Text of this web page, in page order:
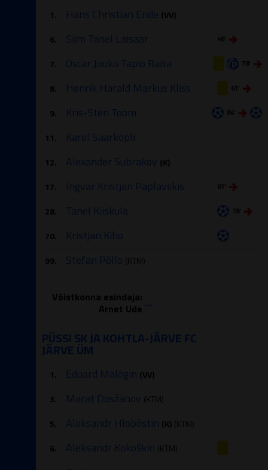
1. Hans Christian Ende (VV)
6.
46′
Siim Tanel Laisaar
7. 78′
Oscar Jouko Tapio Raita
8. 61′
Henrik Harald Markus Kliss
9. 84′
Kris-Sten Toom
11. Karel Saarkopli
12. Alexander Subrakov (K)
17.
61′
Ingvar Kristjan Paplavskis
28. 78′
Tanel Kiisküla
70. Kristjan Kiho
99. Stefan Põllo (KTM)
Võistkonna esindaja:
Arnet Ude ...
PÜSSI SK JA KOHTLA-JÄRVE FC
JÄRVE ÜM
1. Eduard Malõgin (VV)
3.
Marat Dosžanov (KTM)
5.
Aleksandr Hlobõstin (K) (KTM)
6.
Aleksandr Kokoškin (KTM)